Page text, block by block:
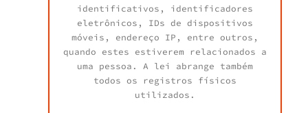
identificativos, identificadores
eletrônicos, IDs de dispositivos
móveis, endereço IP, entre outros,
quando estes estiverem relacionados a
uma pessoa. A lei abrange também
todos os registros físicos
utilizados.